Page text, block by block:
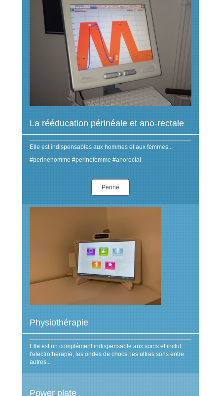
La rééducation périnéale et ano-rectale
Elle est indispensables aux hommes et aux femmes...
#perinehomme #perinefemme #anorectal
Periné
Physiothérapie
Elle est un complément indispensable aux soins et inclut
l'electrotherapie, les ondes de chocs, les ultras sons entre
autres...
Power plate